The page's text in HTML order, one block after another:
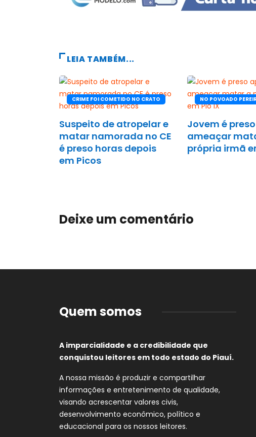
LEIA TAMBÉM...
CRIME FOI COMETIDO NO CRATO
Suspeito de atropelar e
matar namorada no CE
é preso horas depois
em Picos
NO POVOADO
Jovem é
ameaçar
própria irmã
Deixe um comentário
Quem somos
A imparcialidade e a credibilidade que
conquistou leitores em todo estado do Piauí.
A nossa missão é produzir e compartilhar
informações e entretenimento de qualidade,
visando acrescentar valores civis,
desenvolvimento econômico, político e
educacional para os nossos leitores.